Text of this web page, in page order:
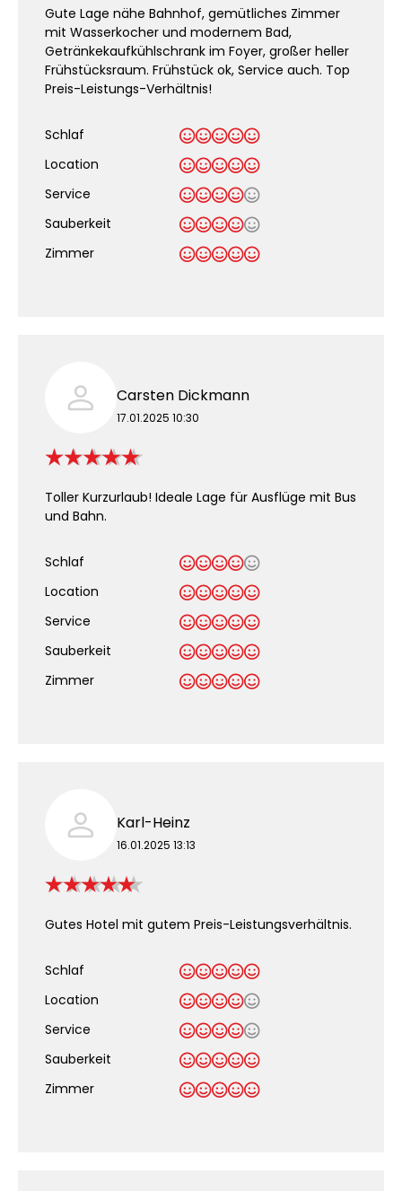
Gute Lage nähe Bahnhof, gemütliches Zimmer
mit Wasserkocher und modernem Bad,
Getränkekaufkühlschrank im Foyer, großer heller
Frühstücksraum. Frühstück ok, Service auch. Top
Preis-Leistungs-Verhältnis!
Schlaf
Location
Service
Sauberkeit
Zimmer
Carsten Dickmann
17.01.2025 10:30
Toller Kurzurlaub! Ideale Lage für Ausflüge mit Bus
und Bahn.
Schlaf
Location
Service
Sauberkeit
Zimmer
Karl-Heinz
16.01.2025 13:13
Gutes Hotel mit gutem Preis-Leistungsverhältnis.
Schlaf
Location
Service
Sauberkeit
Zimmer